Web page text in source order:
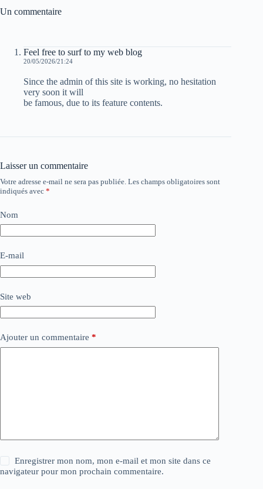
Un commentaire
Feel free to surf to my web blog
20/05/2026/21:24
Since the admin of this site is working, no hesitation
very soon it will
be famous, due to its feature contents.
Laisser un commentaire
Votre adresse e-mail ne sera pas publiée. Les champs obligatoires sont
indiqués avec *
Nom
E-mail
Site web
Ajouter un commentaire *
Enregistrer mon nom, mon e-mail et mon site dans ce
navigateur pour mon prochain commentaire.